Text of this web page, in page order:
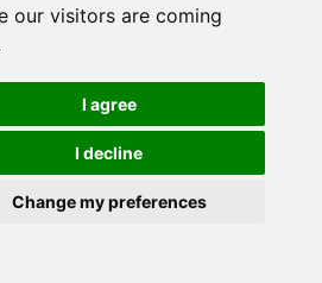
our visitors are coming
I agree
I decline
Change my preferences
NETWORK